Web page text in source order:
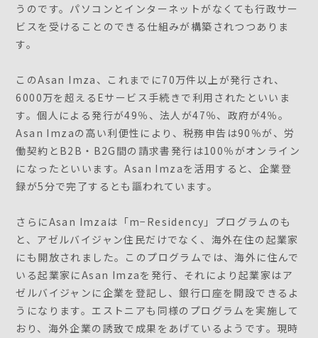
うのです。パソコンとインターネットがなくても行政サー
ビスを受けることのできる仕組みが構築されつつありま
す。
このAsan Imza、これまでに70万件以上が発行され、
6000万を超えるEサービス手続きで利用されたといいま
す。個人による発行が49％、法人が47％、政府が4％。
Asan Imzaの高い利便性により、税務申告は90％が、労
働契約とB2B・B2G間の請求書発行は100％がオンライン
になったといいます。Asan Imzaを活用すると、企業登
録が5分で完了するとも謳われています。
さらにAsan Imzaは「m−Residency」プログラムのも
と、アゼルバイジャン住民だけでなく、海外在住の起業家
にも開放されました。このプログラムでは、海外に住んで
いる起業家にAsan Imzaを発行、それにより起業家はア
ゼルバイジャンに企業を登記し、銀行口座を開設できるよ
うになります。エストニアも同様のプログラムを実施して
おり、海外企業の誘致で成果をあげているようです。現時